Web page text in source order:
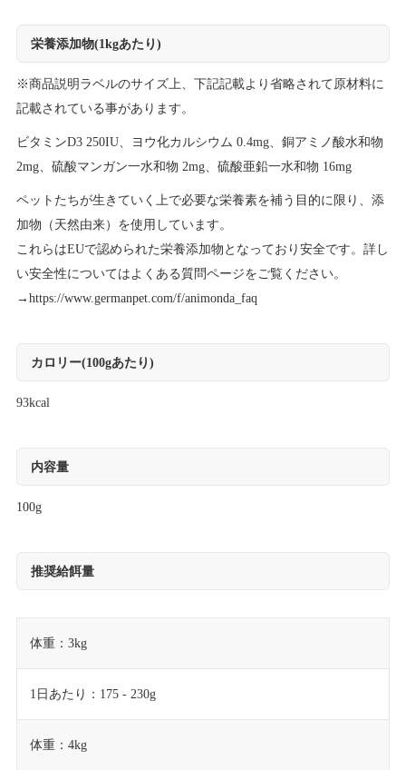
栄養添加物(1kgあたり)
※商品説明ラベルのサイズ上、下記記載より省略されて原材料に
記載されている事があります。
ビタミンD3 250IU、ヨウ化カルシウム 0.4mg、銅アミノ酸水和物
2mg、硫酸マンガン一水和物 2mg、硫酸亜鉛一水和物 16mg
ペットたちが生きていく上で必要な栄養素を補う目的に限り、添
加物（天然由来）を使用しています。
これらはEUで認められた栄養添加物となっており安全です。詳し
い安全性についてはよくある質問ページをご覧ください。
→ https://www.germanpet.com/f/animonda_faq
カロリー(100gあたり)
93kcal
内容量
100g
推奨給餌量
体重：3kg
1日あたり：175 - 230g
体重：4kg